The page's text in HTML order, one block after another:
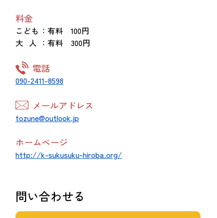
料金
こども ：有料 100円
大 人 ：有料 300円
電話
090-2411-8598
メールアドレス
tozune@outlook.jp
ホームページ
http://k-sukusuku-hiroba.org/
問い合わせる